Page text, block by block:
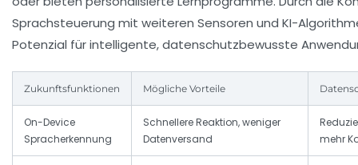
Sprachsteuerung mit weiteren Sensoren und KI-
Potenzial für intelligente, datenschutzbewusste
Zukunftsfunktionen Mögliche Vorteile
On-Device
Spracherkennung
Schnellere Reaktion, weniger
Datenversand
mehr